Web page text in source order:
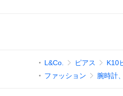
L&Co. ピアス
K10
ファッション
腕時計